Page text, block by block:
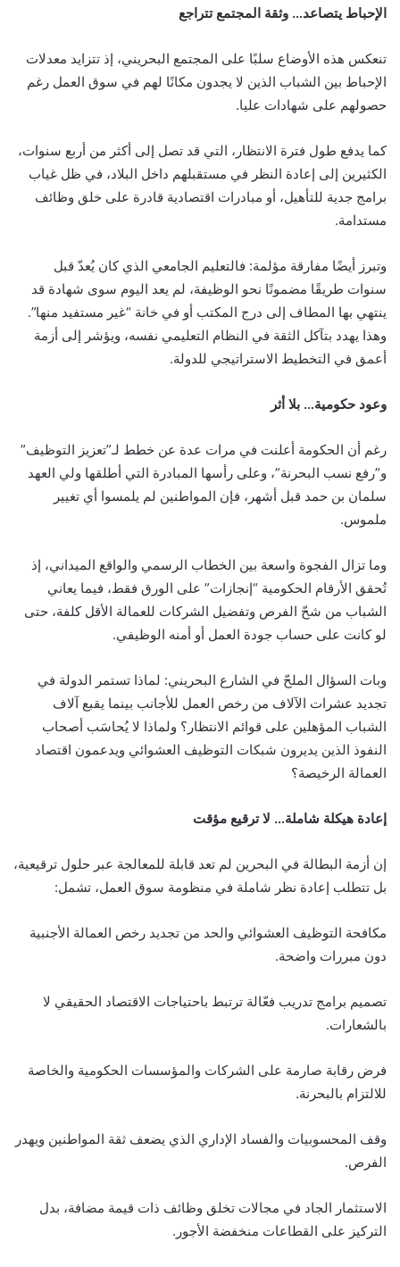
الإحباط يتصاعد… وثقة المجتمع تتراجع
تنعكس هذه الأوضاع سلبًا على المجتمع البحريني، إذ تتزايد معدلات
الإحباط بين الشباب الذين لا يجدون مكانًا لهم في سوق العمل رغم
حصولهم على شهادات عليا.
كما يدفع طول فترة الانتظار، التي قد تصل إلى أكثر من أربع سنوات،
الكثيرين إلى إعادة النظر في مستقبلهم داخل البلاد، في ظل غياب
برامج جدية للتأهيل، أو مبادرات اقتصادية قادرة على خلق وظائف
مستدامة.
وتبرز أيضًا مفارقة مؤلمة: فالتعليم الجامعي الذي كان يُعدّ قبل
سنوات طريقًا مضمونًا نحو الوظيفة، لم يعد اليوم سوى شهادة قد
ينتهي بها المطاف إلى درج المكتب أو في خانة “غير مستفيد منها”.
وهذا يهدد بتآكل الثقة في النظام التعليمي نفسه، ويؤشر إلى أزمة
أعمق في التخطيط الاستراتيجي للدولة.
وعود حكومية… بلا أثر
رغم أن الحكومة أعلنت في مرات عدة عن خطط لـ”تعزيز التوظيف”
و”رفع نسب البحرنة”، وعلى رأسها المبادرة التي أطلقها ولي العهد
سلمان بن حمد قبل أشهر، فإن المواطنين لم يلمسوا أي تغيير
ملموس.
وما تزال الفجوة واسعة بين الخطاب الرسمي والواقع الميداني، إذ
تُحقق الأرقام الحكومية “إنجازات” على الورق فقط، فيما يعاني
الشباب من شحّ الفرص وتفضيل الشركات للعمالة الأقل كلفة، حتى
لو كانت على حساب جودة العمل أو أمنه الوظيفي.
وبات السؤال الملحّ في الشارع البحريني: لماذا تستمر الدولة في
تجديد عشرات الآلاف من رخص العمل للأجانب بينما يقبع آلاف
الشباب المؤهلين على قوائم الانتظار؟ ولماذا لا يُحاسَب أصحاب
النفوذ الذين يديرون شبكات التوظيف العشوائي ويدعمون اقتصاد
العمالة الرخيصة؟
إعادة هيكلة شاملة… لا ترقيع مؤقت
إن أزمة البطالة في البحرين لم تعد قابلة للمعالجة عبر حلول ترقيعية،
بل تتطلب إعادة نظر شاملة في منظومة سوق العمل، تشمل:
مكافحة التوظيف العشوائي والحد من تجديد رخص العمالة الأجنبية
دون مبررات واضحة.
تصميم برامج تدريب فعّالة ترتبط باحتياجات الاقتصاد الحقيقي لا
بالشعارات.
فرض رقابة صارمة على الشركات والمؤسسات الحكومية والخاصة
للالتزام بالبحرنة.
وقف المحسوبيات والفساد الإداري الذي يضعف ثقة المواطنين ويهدر
الفرص.
الاستثمار الجاد في مجالات تخلق وظائف ذات قيمة مضافة، بدل
التركيز على القطاعات منخفضة الأجور.